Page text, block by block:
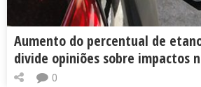
Aumento do percentual de
divide opiniões sobre impactos
0